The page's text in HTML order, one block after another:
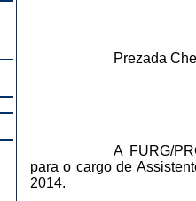
Prezada
A FURG/
para o cargo de
2014.